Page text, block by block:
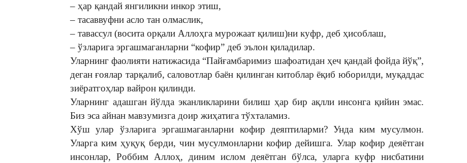
– ҳар қандай янгиликни инкор этиш,
– тасаввуфни асло тан олмаслик,
– тавассул (восита орқали Аллоҳга мурожаат қилиш)ни куфр, деб ҳисоблаш,
– ўзларига эргашмаганларни “кофир” деб эълон қиладилар.
Уларнинг фаолияти натижасида “Пайғамбаримиз шафоатидан ҳеч қандай фойда йўқ”,
деган ғоялар тарқалиб, саловотлар баён қилинган китоблар ёқиб юборилди, муқаддас
зиёратгоҳлар вайрон қилинди.
Уларнинг адашган йўлда эканликларини билиш ҳар бир ақлли инсонга қийин эмас.
Биз эса айнан мавзумизга доир жиҳатига тўхталамиз.
Хўш улар ўзларига эргашмаганларни кофир деяптиларми? Унда ким мусулмон.
Уларга ким ҳуқуқ берди, чин мусулмонларни кофир дейишга. Улар кофир деяётган
инсонлар, Роббим Аллоҳ, диним ислом деяётган бўлса, уларга куфр нисбатини